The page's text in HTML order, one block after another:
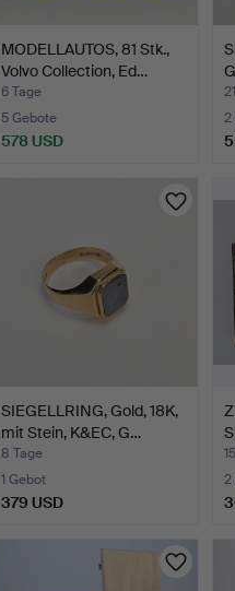
MODELLAUTOS, 81 Stk.,
Volvo Collection, Ed…
6 Tage
5 Gebote
578 USD
2
SIEGELLRING, Gold, 18K,
mit Stein, K&EC, G…
8 Tage
1 Gebot
379 USD
2